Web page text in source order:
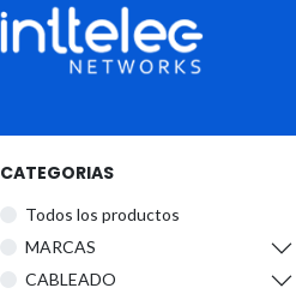
CATEGORIAS
Todos los productos
​MARCAS
CABLEADO